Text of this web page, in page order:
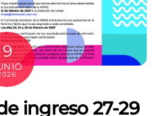
9
ingreso 27-29